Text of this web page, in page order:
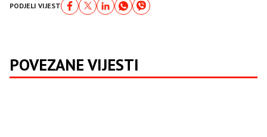
PODJELI VIJEST
POVEZANE VIJESTI